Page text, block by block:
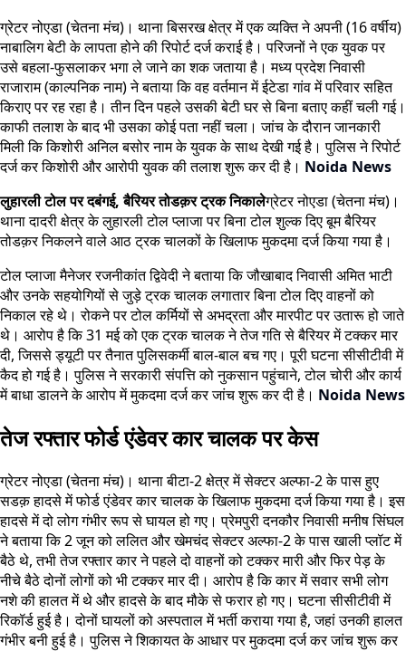
ग्रेटर नोएडा (चेतना मंच)। थाना बिसरख क्षेत्र में एक व्यक्ति ने अपनी (16 वर्षीय)
नाबालिग बेटी के लापता होने की रिपोर्ट दर्ज कराई है। परिजनों ने एक युवक पर
उसे बहला-फुसलाकर भगा ले जाने का शक जताया है। मध्य प्रदेश निवासी
राजाराम (काल्पनिक नाम) ने बताया कि वह वर्तमान में ईटेडा गांव में परिवार सहित
किराए पर रह रहा है। तीन दिन पहले उसकी बेटी घर से बिना बताए कहीं चली गई।
काफी तलाश के बाद भी उसका कोई पता नहीं चला। जांच के दौरान जानकारी
मिली कि किशोरी अनिल बसोर नाम के युवक के साथ देखी गई है। पुलिस ने रिपोर्ट
दर्ज कर किशोरी और आरोपी युवक की तलाश शुरू कर दी है। Noida News
लुहारली टोल पर दबंगई, बैरियर तोडक़र ट्रक निकालेग्रेटर नोएडा (चेतना मंच)।
थाना दादरी क्षेत्र के लुहारली टोल प्लाजा पर बिना टोल शुल्क दिए बूम बैरियर
तोडक़र निकलने वाले आठ ट्रक चालकों के खिलाफ मुकदमा दर्ज किया गया है।
टोल प्लाजा मैनेजर रजनीकांत द्विवेदी ने बताया कि जौखाबाद निवासी अमित भाटी
और उनके सहयोगियों से जुड़े ट्रक चालक लगातार बिना टोल दिए वाहनों को
निकाल रहे थे। रोकने पर टोल कर्मियों से अभद्रता और मारपीट पर उतारू हो जाते
थे। आरोप है कि 31 मई को एक ट्रक चालक ने तेज गति से बैरियर में टक्कर मार
दी, जिससे ड्यूटी पर तैनात पुलिसकर्मी बाल-बाल बच गए। पूरी घटना सीसीटीवी में
कैद हो गई है। पुलिस ने सरकारी संपत्ति को नुकसान पहुंचाने, टोल चोरी और कार्य
में बाधा डालने के आरोप में मुकदमा दर्ज कर जांच शुरू कर दी है। Noida News
तेज रफ्तार फोर्ड एंडेवर कार चालक पर केस
ग्रेटर नोएडा (चेतना मंच)। थाना बीटा-2 क्षेत्र में सेक्टर अल्फा-2 के पास हुए
सडक़ हादसे में फोर्ड एंडेवर कार चालक के खिलाफ मुकदमा दर्ज किया गया है। इस
हादसे में दो लोग गंभीर रूप से घायल हो गए। प्रेमपुरी दनकौर निवासी मनीष सिंघल
ने बताया कि 2 जून को ललित और खेमचंद सेक्टर अल्फा-2 के पास खाली प्लॉट में
बैठे थे, तभी तेज रफ्तार कार ने पहले दो वाहनों को टक्कर मारी और फिर पेड़ के
नीचे बैठे दोनों लोगों को भी टक्कर मार दी। आरोप है कि कार में सवार सभी लोग
नशे की हालत में थे और हादसे के बाद मौके से फरार हो गए। घटना सीसीटीवी में
रिकॉर्ड हुई है। दोनों घायलों को अस्पताल में भर्ती कराया गया है, जहां उनकी हालत
गंभीर बनी हुई है। पुलिस ने शिकायत के आधार पर मुकदमा दर्ज कर जांच शुरू कर